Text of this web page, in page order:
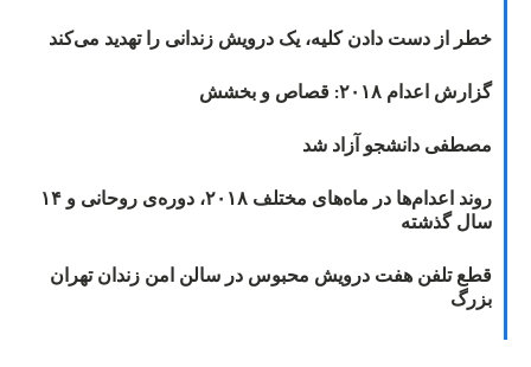
خطر از دست دادن کلیه، یک درویش زندانی را تهدید می‌کند
گزارش اعدام ۲۰۱۸: قصاص و بخشش
مصطفی دانشجو آزاد شد
روند اعدام‌ها در ماه‌های مختلف ۲۰۱۸، دوره‌ی روحانی و ۱۴
سال گذشته
قطع تلفن هفت درویش محبوس در سالن امن زندان تهران
بزرگ